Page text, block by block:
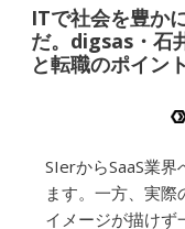
ITで社会を豊か
だ。digsas・石
と転職のポイント
SIerからSaaS業
ます。一方、実
イメージが描けず